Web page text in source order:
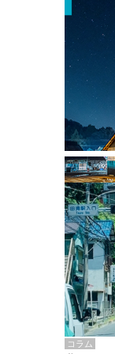
掲載雑誌・
『街歩き
ム、和風
掲載
コラム